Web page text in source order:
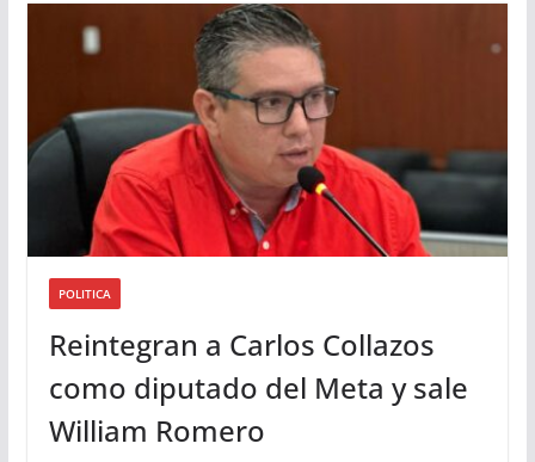
POLITICA
Reintegran a Carlos Collazos
como diputado del Meta y sale
William Romero